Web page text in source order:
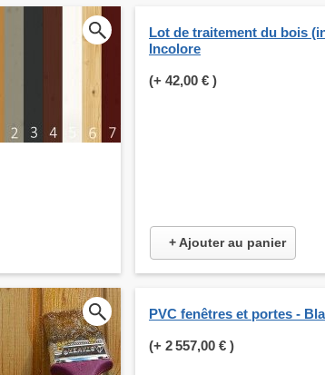
Lot de traitement du bois
Incolore
(+ 42,00 € )
+ Ajouter au panier
PVC fenêtres et portes -
(+ 2 557,00 € )